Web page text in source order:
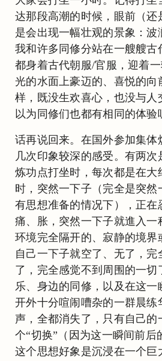
达那段高潮的时候，眼前（还
是会出现一幅壮观的景象：波
我和许多同修分站在一艘艘古
都身着古代朝服/官服，迎着
光的水面上豪迈的、喜悦的
样，既没生欢喜心，也没与人
以为同修们也都有相同的体验
话再说回来。在国外参加集体
几次印象较深的感受。有两次
炼功点打坐时，每次都是在大
时，突然一下子（完全是突然
有思想准备的情况下），正在
痛、胀，突然一下子就進入一
环境完全隔开的、寂静的境界
自己一下子就空了、无了，完
了，完全感觉不到周围的一切
乐、身边的同修，以及在这一
开外十分喧闹嘈杂的一群晨练
声，全都消失了，只有自己的
个“切换”（因为这一瞬间前后
这个思想好象是沉浸在一个巨